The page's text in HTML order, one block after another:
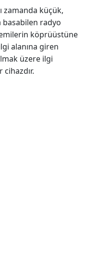
zamanda küçük,
basabilen radyo
köprüüstüne
alanına giren
üzere ilgi
cihazdır.